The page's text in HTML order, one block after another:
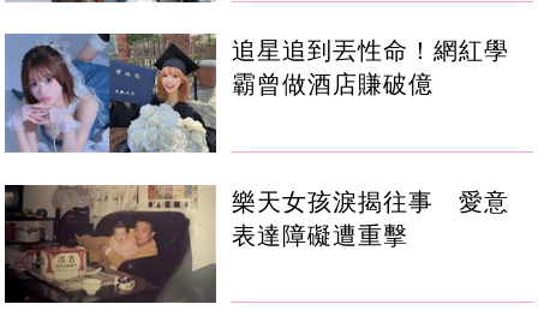
追星追到丟性命！網紅學
霸曾做酒店賺破億
樂天女孩淚揭往事 愛意
表達障礙遭重擊